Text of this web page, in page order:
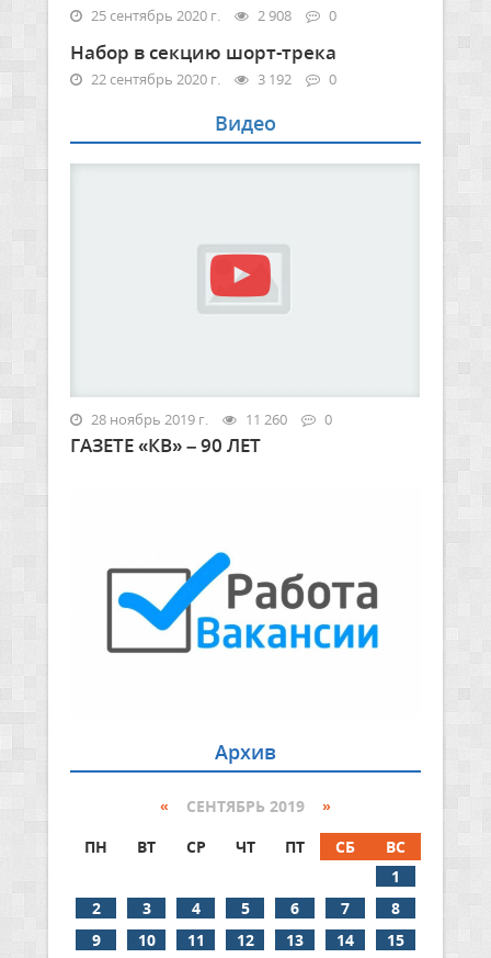
25 сентябрь 2020 г. 2 908 0
Набор в секцию шорт-трека
22 сентябрь 2020 г. 3 192 0
Видео
28 ноябрь 2019 г. 11 260 0
ГАЗЕТЕ «КВ» – 90 ЛЕТ
Архив
« СЕНТЯБРЬ 2019 »
ПН
ВТ СР ЧТ ПТ СБ
ВС
1
2
3 4 5 6 7
8
9
10 11 12 13 14 15